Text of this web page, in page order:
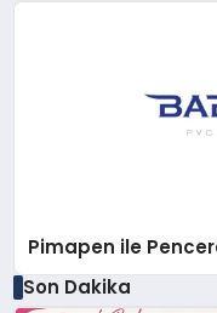
Pimapen ile
Son Dakika